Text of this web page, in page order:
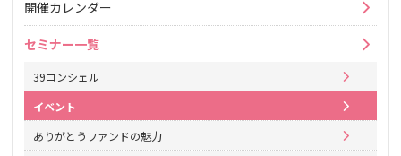
開催カレンダー
セミナー一覧
39コンシェル
イベント
ありがとうファンドの魅力